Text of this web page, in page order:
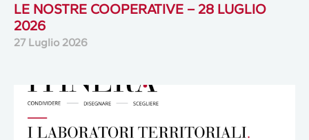
LE NOSTRE COOPERATIVE – 28 LUGLIO
2026
27 Luglio 2026